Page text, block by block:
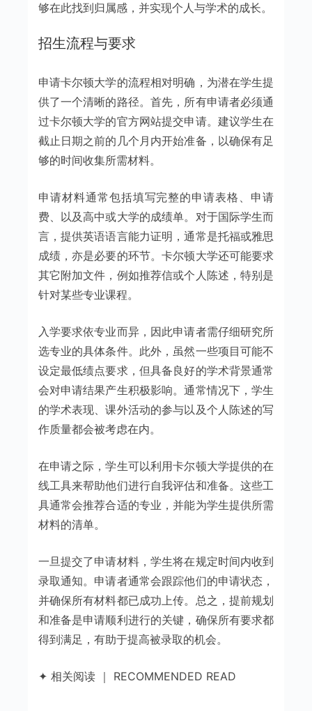
够在此找到归属感，并实现个人与学术的成长。
招生流程与要求
申请卡尔顿大学的流程相对明确，为潜在学生提
供了一个清晰的路径。首先，所有申请者必须通
过卡尔顿大学的官方网站提交申请。建议学生在
截止日期之前的几个月内开始准备，以确保有足
够的时间收集所需材料。
申请材料通常包括填写完整的申请表格、申请
费、以及高中或大学的成绩单。对于国际学生而
言，提供英语语言能力证明，通常是托福或雅思
成绩，亦是必要的环节。卡尔顿大学还可能要求
其它附加文件，例如推荐信或个人陈述，特别是
针对某些专业课程。
入学要求依专业而异，因此申请者需仔细研究所
选专业的具体条件。此外，虽然一些项目可能不
设定最低绩点要求，但具备良好的学术背景通常
会对申请结果产生积极影响。通常情况下，学生
的学术表现、课外活动的参与以及个人陈述的写
作质量都会被考虑在内。
在申请之际，学生可以利用卡尔顿大学提供的在
线工具来帮助他们进行自我评估和准备。这些工
具通常会推荐合适的专业，并能为学生提供所需
材料的清单。
一旦提交了申请材料，学生将在规定时间内收到
录取通知。申请者通常会跟踪他们的申请状态，
并确保所有材料都已成功上传。总之，提前规划
和准备是申请顺利进行的关键，确保所有要求都
得到满足，有助于提高被录取的机会。
✦ 相关阅读 ｜ RECOMMENDED READ